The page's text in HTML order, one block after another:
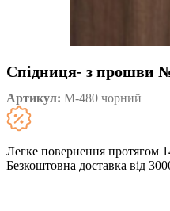
Спідниця- з прошви
Артикул: М-480 чорний
Легке повернення протягом
Безкоштовна доставка від